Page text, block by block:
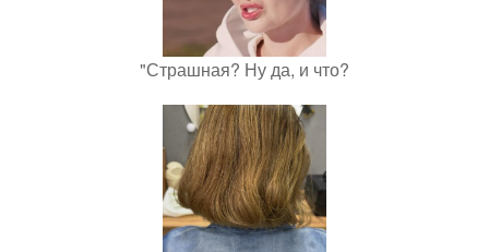
"Страшная? Ну да, и что?